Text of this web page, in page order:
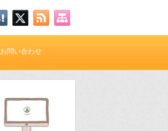
お問い合わせ